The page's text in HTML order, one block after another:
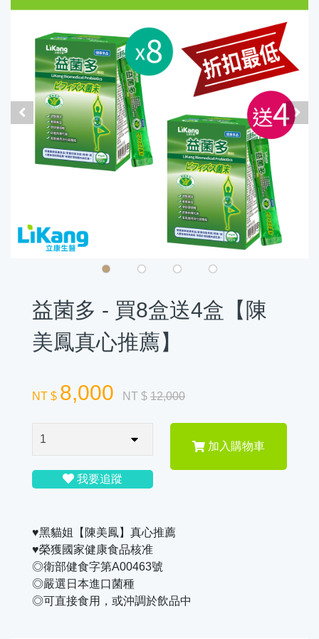
益菌多 - 買8盒送4盒【陳
美鳳真心推薦】
NT $ 8,000 NT $ 12,000
我要追蹤
加入購物車
♥黑貓姐【陳美鳳】真心推薦
♥榮獲國家健康食品核准
◎衛部健食字第A00463號
◎嚴選日本進口菌種
◎可直接食用，或沖調於飲品中